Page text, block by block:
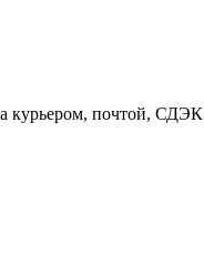
курьером, почтой, СДЭК